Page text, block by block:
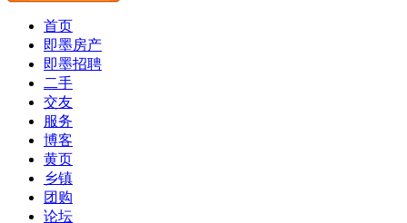
首页
即墨房产
即墨招聘
二手
交友
服务
博客
黄页
乡镇
团购
论坛